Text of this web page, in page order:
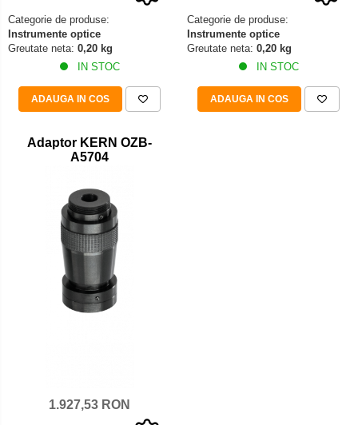
Categorie de produse:
Instrumente optice
Greutate neta: 0,20 kg
IN STOC
ADAUGA IN COS
Categorie de produse:
Instrumente optice
Greutate neta: 0,20 kg
IN STOC
ADAUGA IN COS
Adaptor KERN OZB-
A5704
1.927,53 RON